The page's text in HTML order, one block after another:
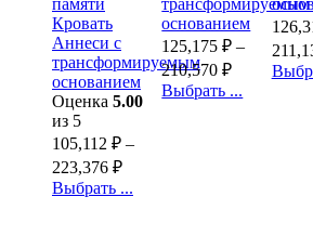
Кровать
Аннеси с
трансформируемым
основанием
Оценка 5.00
из 5
105,112 ₽ –
223,376 ₽
Выбрать ...
трансформируемым
основанием
125,175₽ –
210,570₽
Выбрать ...